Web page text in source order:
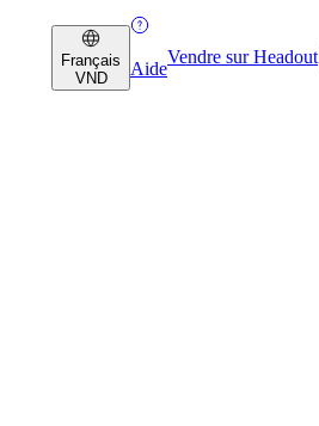
Français
VND
Aide
Vendre sur Headout